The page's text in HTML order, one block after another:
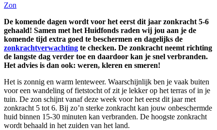
Zon
De komende dagen wordt voor het eerst dit jaar zonkracht 5-6
gehaald! Samen met het Huidfonds raden wij jou aan je de
komende tijd extra goed te beschermen en dagelijks de
zonkrachtverwachting te checken. De zonkracht neemt richting
de langste dag verder toe en daardoor kan je snel verbranden.
Het advies is dan ook: weren, kleren en smeren!
Het is zonnig en warm lenteweer. Waarschijnlijk ben je vaak buiten
voor een wandeling of fietstocht of zit je lekker op het terras of in je
tuin. De zon schijnt vanaf deze week voor het eerst dit jaar met
zonkracht 5 tot 6. Bij zo’n sterke zonkracht kan jouw onbeschermde
huid binnen 15-30 minuten kan verbranden. De hoogste zonkracht
wordt behaald in het zuiden van het land.